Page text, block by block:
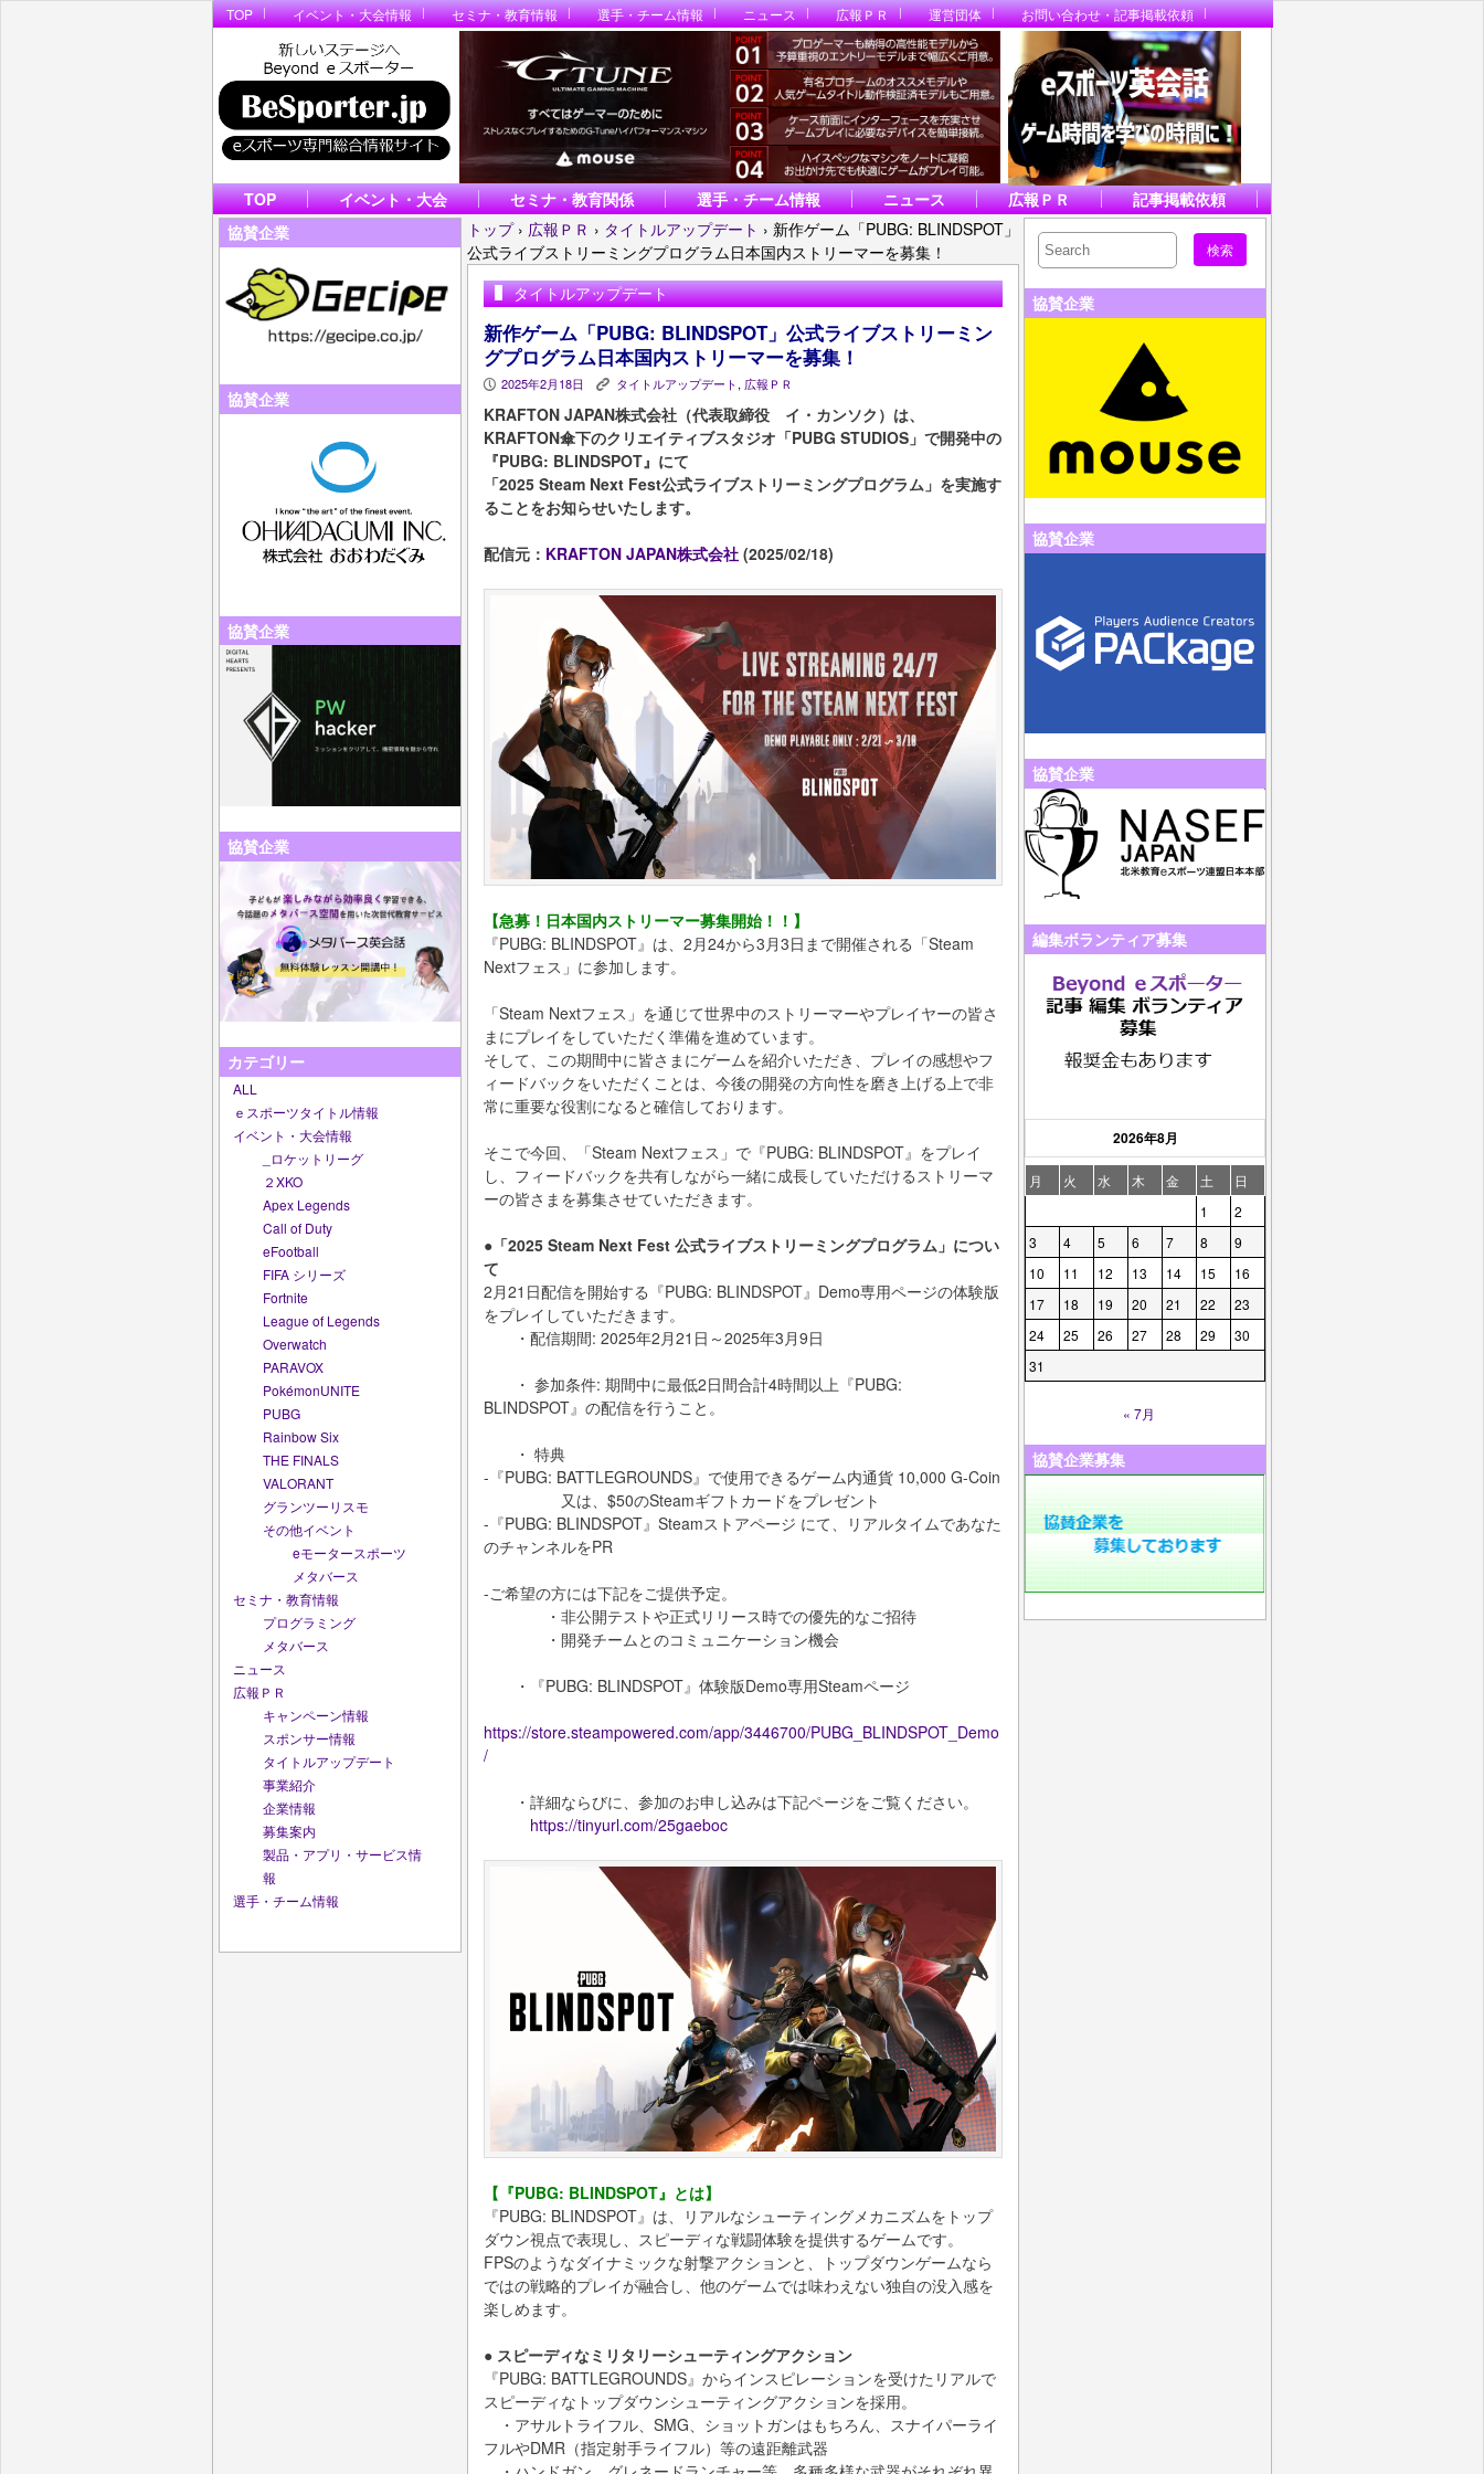
TOP イベント・大会情報 セミナ・教育情報 選手・チーム情報 ニュース 広報ＰＲ 運営団体 お問い合わせ・記事掲載依頼
TOP イベント・大会 セミナ・教育関係 選手・チーム情報 ニュース 広報ＰＲ
記事掲載依頼
協賛企業
協賛企業
協賛企業
協賛企業
カテゴリー
ALL
ｅスポーツタイトル情報
イベント・大会情報
_ロケットリーグ
２XKO
Apex Legends
Call of Duty
eFootball
FIFA シリーズ
Fortnite
League of Legends
Overwatch
PARAVOX
PokémonUNITE
PUBG
Rainbow Six
THE FINALS
VALORANT
グランツーリスモ
その他イベント
eモータースポーツ
メタバース
セミナ・教育情報
プログラミング
メタバース
ニュース
広報ＰＲ
キャンペーン情報
スポンサー情報
タイトルアップデート
事業紹介
企業情報
募集案内
製品・アプリ・サービス情
報
選手・チーム情報
トップ › 広報ＰＲ › タイトルアップデート › 新作ゲーム「PUBG: BLINDSPOT」
公式ライブストリーミングプログラム日本国内ストリーマーを募集！
タイトルアップデート
新作ゲーム「PUBG: BLINDSPOT」公式ライブストリーミン
グプログラム日本国内ストリーマーを募集！
P 2025年2月18日 K タイトルアップデート, 広報ＰＲ
KRAFTON JAPAN株式会社（代表取締役 イ・カンソク）は、
KRAFTON傘下のクリエイティブスタジオ「PUBG STUDIOS」で開発中の
『PUBG: BLINDSPOT』にて
「2025 Steam Next Fest公式ライブストリーミングプログラム」を実施す
ることをお知らせいたします。
配信元： KRAFTON JAPAN株式会社 (2025/02/18)
【急募！日本国内ストリーマー募集開始！！】
『PUBG: BLINDSPOT』は、2月24から3月3日まで開催される「Steam
Nextフェス」に参加します。
「Steam Nextフェス」を通じて世界中のストリーマーやプレイヤーの皆さ
まにプレイをしていただく準備を進めています。
そして、この期間中に皆さまにゲームを紹介いただき、プレイの感想やフ
ィードバックをいただくことは、今後の開発の方向性を磨き上げる上で非
常に重要な役割になると確信しております。
そこで今回、「Steam Nextフェス」で『PUBG: BLINDSPOT』をプレイ
し、フィードバックを共有しながら一緒に成長していただけるストリーマ
ーの皆さまを募集させていただきます。
●「2025 Steam Next Fest 公式ライブストリーミングプログラム」につい
て
2月21日配信を開始する『PUBG: BLINDSPOT』Demo専用ページの体験版
をプレイしていただきます。
・配信期間: 2025年2月21日～2025年3月9日
・ 参加条件: 期間中に最低2日間合計4時間以上『PUBG:
BLINDSPOT』の配信を行うこと。
・ 特典
-『PUBG: BATTLEGROUNDS』で使用できるゲーム内通貨 10,000 G-Coin
又は、$50のSteamギフトカードをプレゼント
-『PUBG: BLINDSPOT』Steamストアページ にて、リアルタイムであなた
のチャンネルをPR
-ご希望の方には下記をご提供予定。
・非公開テストや正式リリース時での優先的なご招待
・開発チームとのコミュニケーション機会
・『PUBG: BLINDSPOT』体験版Demo専用Steamページ
https://store.steampowered.com/app/3446700/PUBG_BLINDSPOT_Demo
/
・詳細ならびに、参加のお申し込みは下記ページをご覧ください。
https://tinyurl.com/25gaeboc
【『PUBG: BLINDSPOT』とは】
『PUBG: BLINDSPOT』は、リアルなシューティングメカニズムをトップ
ダウン視点で表現し、スピーディな戦闘体験を提供するゲームです。
FPSのようなダイナミックな射撃アクションと、トップダウンゲームなら
ではの戦略的プレイが融合し、他のゲームでは味わえない独自の没入感を
楽しめます。
● スピーディなミリタリーシューティングアクション
『PUBG: BATTLEGROUNDS』からインスピレーションを受けたリアルで
スピーディなトップダウンシューティングアクションを採用。
・アサルトライフル、SMG、ショットガンはもちろん、スナイパーライ
フルやDMR（指定射手ライフル）等の遠距離武器
協賛企業
協賛企業
協賛企業
編集ボランティア募集
2026年8月
月 火 水 木 金 土
日
1
2
3
4 5 6 7 8
9
10
11 12 13 14 15
16
17
18 19 20 21 22
23
24
25 26 27 28 29
30
31
« 7月
協賛企業募集